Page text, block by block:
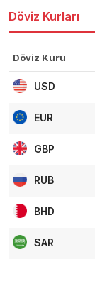
Döviz Kurları
Döviz Kuru
USD
EUR
GBP
RUB
BHD
SAR